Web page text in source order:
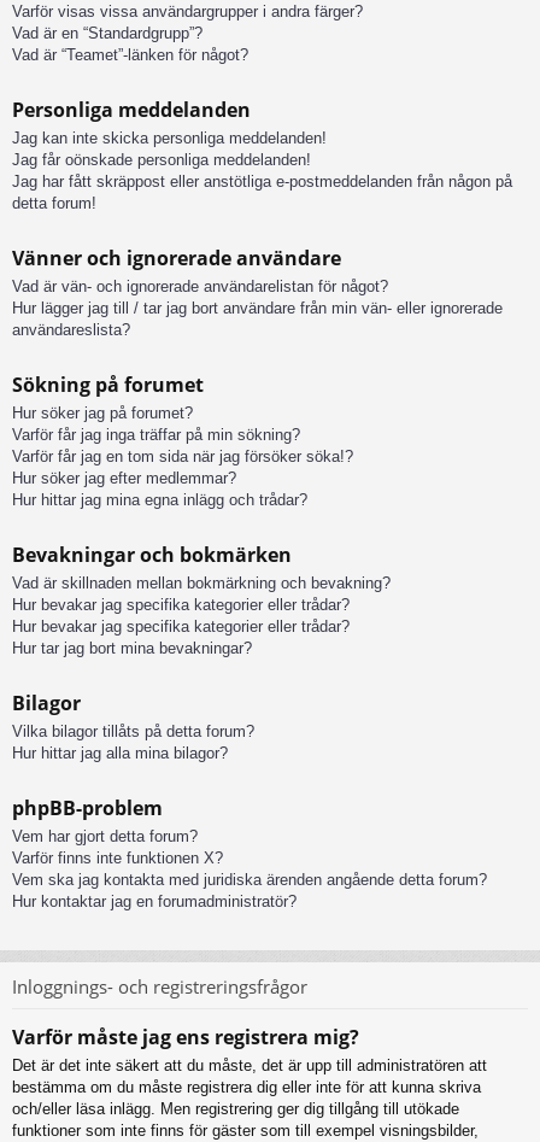
Varför visas vissa användargrupper i andra färger?
Vad är en “Standardgrupp”?
Vad är “Teamet”-länken för något?
Personliga meddelanden
Jag kan inte skicka personliga meddelanden!
Jag får oönskade personliga meddelanden!
Jag har fått skräppost eller anstötliga e-postmeddelanden från någon på
detta forum!
Vänner och ignorerade användare
Vad är vän- och ignorerade användarelistan för något?
Hur lägger jag till / tar jag bort användare från min vän- eller ignorerade
användareslista?
Sökning på forumet
Hur söker jag på forumet?
Varför får jag inga träffar på min sökning?
Varför får jag en tom sida när jag försöker söka!?
Hur söker jag efter medlemmar?
Hur hittar jag mina egna inlägg och trådar?
Bevakningar och bokmärken
Vad är skillnaden mellan bokmärkning och bevakning?
Hur bevakar jag specifika kategorier eller trådar?
Hur bevakar jag specifika kategorier eller trådar?
Hur tar jag bort mina bevakningar?
Bilagor
Vilka bilagor tillåts på detta forum?
Hur hittar jag alla mina bilagor?
phpBB-problem
Vem har gjort detta forum?
Varför finns inte funktionen X?
Vem ska jag kontakta med juridiska ärenden angående detta forum?
Hur kontaktar jag en forumadministratör?
Inloggnings- och registreringsfrågor
Varför måste jag ens registrera mig?
Det är det inte säkert att du måste, det är upp till administratören att
bestämma om du måste registrera dig eller inte för att kunna skriva
och/eller läsa inlägg. Men registrering ger dig tillgång till utökade
funktioner som inte finns för gäster som till exempel visningsbilder,